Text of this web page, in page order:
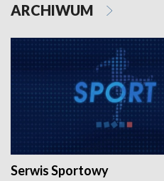
ARCHIWUM
Serwis Sportowy